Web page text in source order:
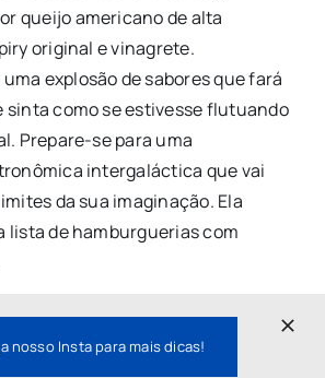
queijo americano de alta
original e vinagrete.
explosão de sabores que fará
sinta como se estivesse flutuando
Prepare-se para uma
intergaláctica que vai
da sua imaginação. Ela
lista de hamburguerias com
burgerespacial/
nosso Insta para mais dicas!